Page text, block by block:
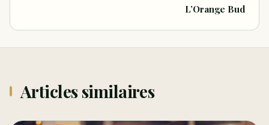
L’Orange Bud
Articles similaires